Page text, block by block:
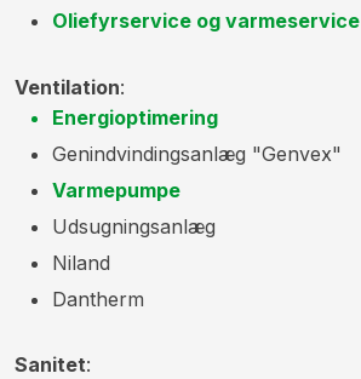
Oliefyrservice og varmeservice
Ventilation:
Energioptimering
Genindvindingsanlæg "Genvex"
Varmepumpe
​Udsugningsanlæg
Niland
Dantherm
Sanitet: